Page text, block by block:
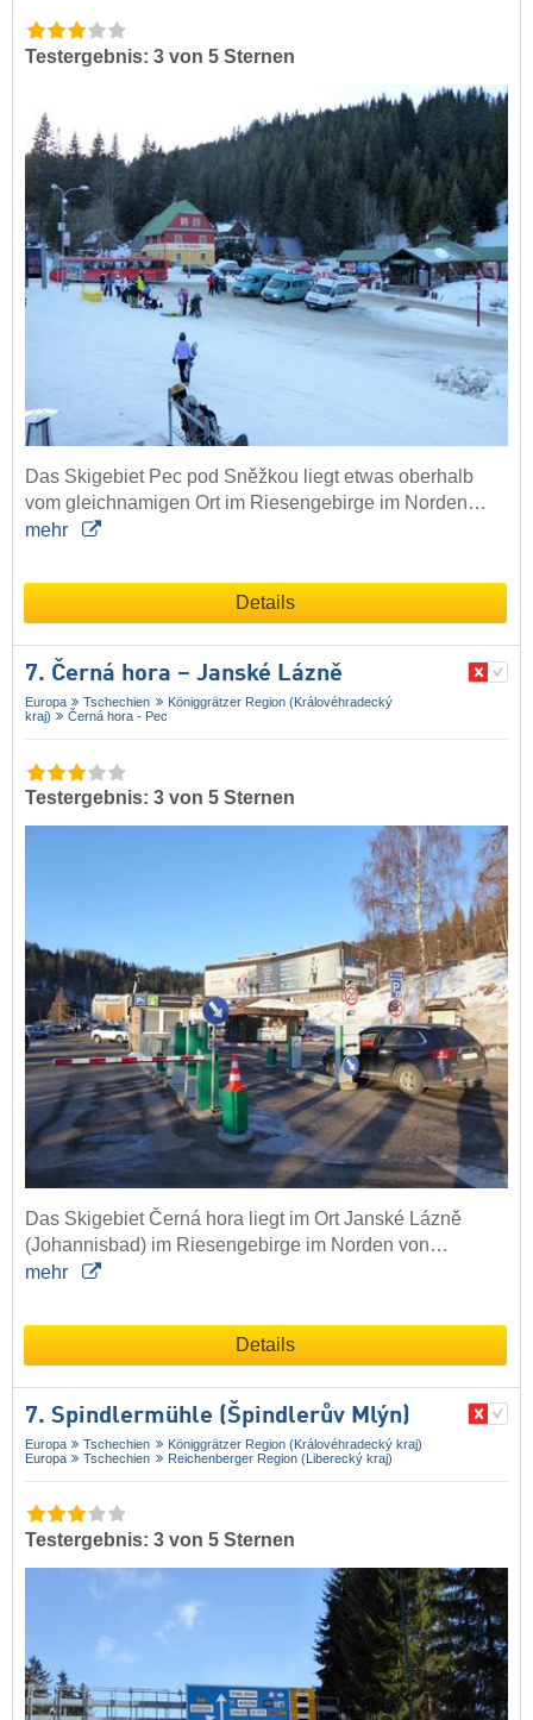
Testergebnis: 3 von 5 Sternen
Das Skigebiet Pec pod Sněžkou liegt etwas oberhalb
vom gleichnamigen Ort im Riesengebirge im Norden…
mehr
Details
7. Černá hora – Janské Lázně
Europa Tschechien
Königgrätzer Region (Královéhradecký
kraj)
Černá hora - Pec
Testergebnis: 3 von 5 Sternen
Das Skigebiet Černá hora liegt im Ort Janské Lázně
(Johannisbad) im Riesengebirge im Norden von…
mehr
Details
7. Spindlermühle (Špindlerův Mlýn)
Europa Tschechien
Königgrätzer Region (Královéhradecký kraj)
Europa
Tschechien Reichenberger Region (Liberecký kraj)
Testergebnis: 3 von 5 Sternen